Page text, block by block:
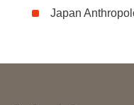
Japan